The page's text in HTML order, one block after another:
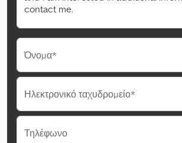
Όνομα*
Ηλεκτρονικό ταχυδρομείο*
Τηλέφωνο